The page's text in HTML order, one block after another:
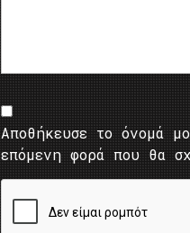
Αποθήκευσε το όνομά
επόμενη φορά που θα